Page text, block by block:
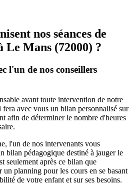
nos séances de
Le Mans (72000) ?
l'un de nos conseillers
avant toute intervention de notre
avec vous un bilan personnalisé sur
afin de déterminer le nombre d'heures
l'un de nos intervenants vous
bilan pédagogique destiné à jauger le
seulement après ce bilan que
un planning pour les cours en se basant
de votre enfant et sur ses besoins.